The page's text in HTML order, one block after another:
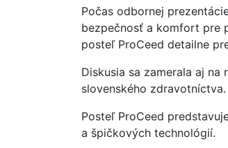
Počas odbornej
bezpečnosť a komfort pre
posteľ ProCeed detailne
Diskusia sa zamerala aj
slovenského zdravotníctva.
Posteľ ProCeed
a špičkových technológií.